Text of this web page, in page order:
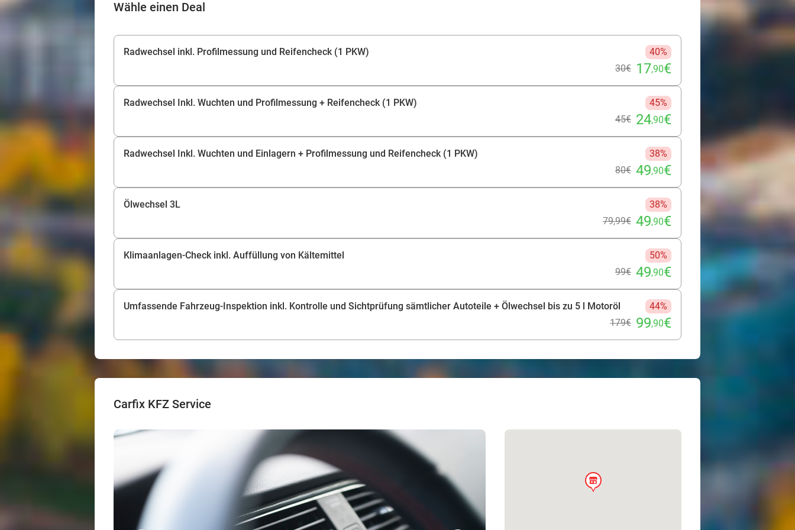
Wähle einen Deal
Radwechsel inkl. Profilmessung und Reifencheck (1 PKW)
40%
30€ 17,90€
Radwechsel Inkl. Wuchten und Profilmessung + Reifencheck (1 PKW)
45%
45€ 24,90€
Radwechsel Inkl. Wuchten und Einlagern + Profilmessung und Reifencheck (1 PKW)
38%
80€ 49,90€
Ölwechsel 3L
38%
79,99€ 49,90€
Klimaanlagen-Check inkl. Auffüllung von Kältemittel
50%
99€ 49,90€
Umfassende Fahrzeug-Inspektion inkl. Kontrolle und Sichtprüfung sämtlicher Autoteile + Ölwechsel bis zu 5 l Motoröl
44%
179€ 99,90€
Carfix KFZ Service
store